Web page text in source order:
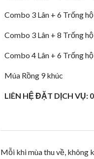
Combo 3 Lân + 6 Trống
Combo 3 Lân + 8 Trống
Combo 4 Lân + 6 Trống
Múa Rồng 9 khúc
LIÊN HỆ ĐẶT DỊCH VỤ:
Mỗi khi mùa thu về, không